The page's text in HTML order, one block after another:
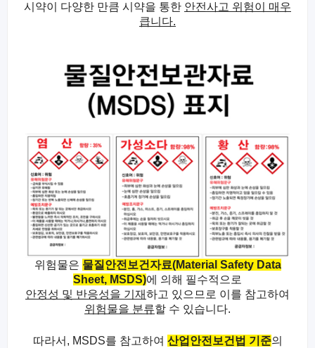
시약이 다양한 만큼 시약을 통한 안전사고 위험이 매우
큽니다.
위험물은 물질안전보건자료(Material Safety Data
Sheet, MSDS)에 의해 필수적으로
안정성 및 반응성을 기재하고 있으므로 이를 참고하여
위험물을 분류할 수 있습니다.
따라서 , MSDS를 참고하여 산업안전보건법 기준의